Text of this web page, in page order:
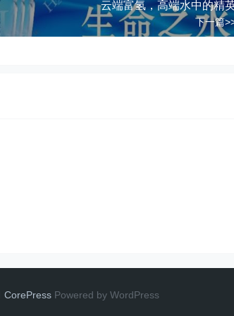
云端富氢，高端水中的精
下一篇
CorePress Powered by WordPress